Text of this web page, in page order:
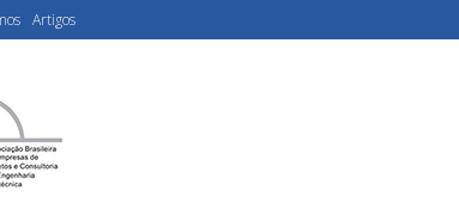
Artigos